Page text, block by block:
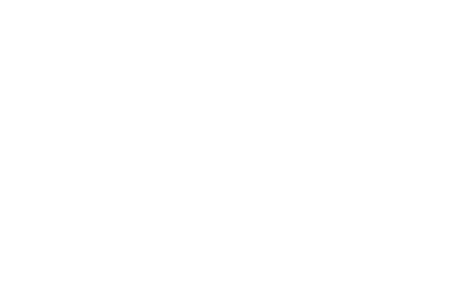
po předchozí rezervaci 1× za pobyt zdarma)